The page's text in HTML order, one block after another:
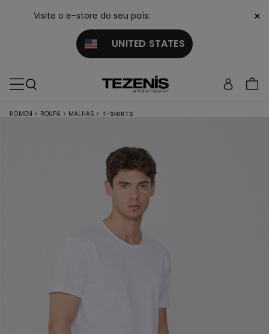
Visite o e-store do seu país:
UNITED STATES
×
HOMEM > ROUPA > MALHAS > T-SHIRTS